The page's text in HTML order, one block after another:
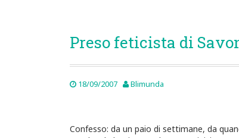
Preso feticista di
18/09/2007 Blimunda
Confesso: da un paio di settimane, da